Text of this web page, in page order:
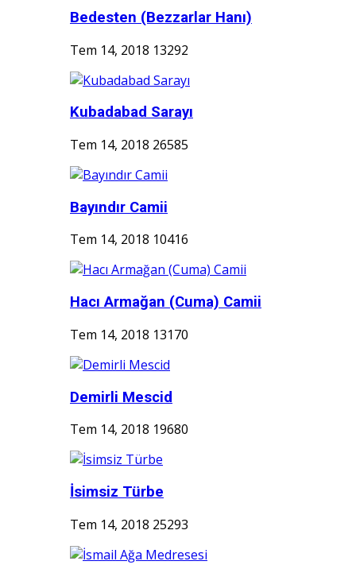
Bedesten (Bezzarlar Hanı)
Tem 14, 2018 13292
Kubadabad Sarayı
Tem 14, 2018 26585
Bayındır Camii
Tem 14, 2018 10416
Hacı Armağan (Cuma) Camii
Tem 14, 2018 13170
Demirli Mescid
Tem 14, 2018 19680
İsimsiz Türbe
Tem 14, 2018 25293